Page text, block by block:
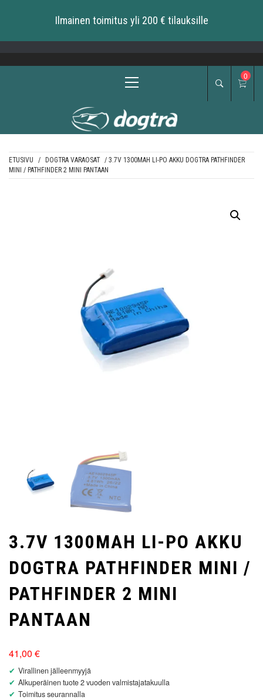
Ilmainen toimitus yli 200 € tilauksille
Menu
0
ETUSIVU / DOGTRA VARAOSAT / 3.7V 1300MAH LI-PO AKKU DOGTRA PATHFINDER
MINI / PATHFINDER 2 MINI PANTAAN
3.7V 1300MAH LI-PO AKKU
DOGTRA PATHFINDER MINI /
PATHFINDER 2 MINI
PANTAAN
41,00 €
Virallinen jälleenmyyjä
Alkuperäinen tuote 2 vuoden valmistajatakuulla
Toimitus seurannalla